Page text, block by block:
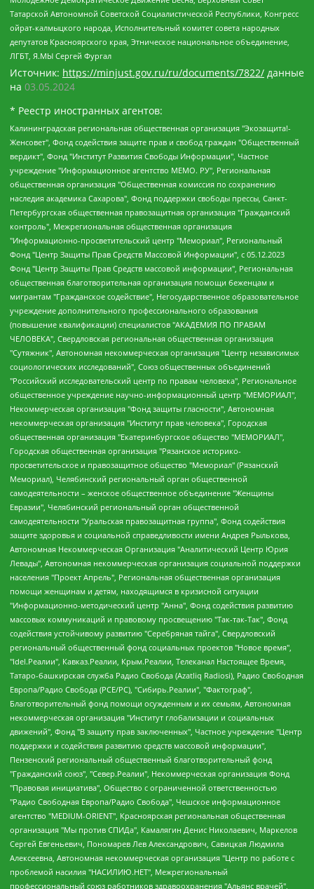
Татарской Автономной Советской Социалистической Республики, Конгресс
ойрат-калмыцкого народа, Исполнительный комитет совета народных
депутатов Красноярского края, Этническое национальное объединение,
ЛГБТ, Я.МЫ Сергей Фургал
Источник: https://minjust.gov.ru/ru/documents/7822/ данные
на 03.05.2024
* Реестр иностранных агентов:
Калининградская региональная общественная организация "Экозащита!-Женсовет", Фонд содействия защите прав и свобод граждан "Общественный вердикт", Фонд "Институт Развития Свободы Информации", Частное учреждение "Информационное агентство МЕМО. РУ", Региональная общественная организация "Общественная комиссия по сохранению наследия академика Сахарова", Фонд поддержки свободы прессы, Санкт-Петербургская общественная правозащитная организация "Гражданский контроль", Межрегиональная общественная организация "Информационно-просветительский центр "Мемориал", Региональный Фонд "Центр Защиты Прав Средств Массовой Информации", с 05.12.2023 Фонд "Центр Защиты Прав Средств массовой информации", Региональная общественная благотворительная организация помощи беженцам и мигрантам "Гражданское содействие", Негосударственное образовательное учреждение дополнительного профессионального образования (повышение квалификации) специалистов "АКАДЕМИЯ ПО ПРАВАМ ЧЕЛОВЕКА", Свердловская региональная общественная организация "Сутяжник", Автономная некоммерческая организация "Центр независимых социологических исследований", Союз общественных объединений "Российский исследовательский центр по правам человека", Региональное общественное учреждение научно-информационный центр "МЕМОРИАЛ", Некоммерческая организация "Фонд защиты гласности", Автономная некоммерческая организация "Институт прав человека", Городская общественная организация "Екатеринбургское общество "МЕМОРИАЛ", Городская общественная организация "Рязанское историко-просветительское и правозащитное общество "Мемориал" (Рязанский Мемориал), Челябинский региональный орган общественной самодеятельности – женское общественное объединение "Женщины Евразии", Челябинский региональный орган общественной самодеятельности "Уральская правозащитная группа", Фонд содействия защите здоровья и социальной справедливости имени Андрея Рылькова, Автономная Некоммерческая Организация "Аналитический Центр Юрия Левады", Автономная некоммерческая организация социальной поддержки населения "Проект Апрель", Региональная общественная организация помощи женщинам и детям, находящимся в кризисной ситуации "Информационно-методический центр "Анна", Фонд содействия развитию массовых коммуникаций и правовому просвещению "Так-так-Так", Фонд содействия устойчивому развитию "Серебряная тайга", Свердловский региональный общественный фонд социальных проектов "Новое время", "Idel.Реалии", Кавказ.Реалии, Крым.Реалии, Телеканал Настоящее Время, Татаро-башкирская служба Радио Свобода (Azatliq Radiosi), Радио Свободная Европа/Радио Свобода (PCE/PC), "Сибирь.Реалии", "Фактограф", Благотворительный фонд помощи осужденным и их семьям, Автономная некоммерческая организация "Институт глобализации и социальных движений", Фонд "В защиту прав заключенных", Частное учреждение "Центр поддержки и содействия развитию средств массовой информации", Пензенский региональный общественный благотворительный фонд "Гражданский союз", "Север.Реалии", Некоммерческая организация Фонд "Правовая инициатива", Общество с ограниченной ответственностью "Радио Свободная Европа/Радио Свобода", Чешское информационное агентство "MEDIUM-ORIENT", Красноярская региональная общественная организация "Мы против СПИДа", Камалягин Денис Николаевич, Маркелов Сергей Евгеньевич, Пономарев Лев Александрович, Савицкая Людмила Алексеевна, Автономная некоммерческая организация "Центр по работе с проблемой насилия "НАСИЛИЮ.НЕТ", Межрегиональный профессиональный союз работников здравоохранения "Альянс врачей", Юридическое лицо, зарегистрированное в Латвийской Республике, SIA "Medusa Project" (регистрационный номер 40103797863, дата регистрации 10.06.2014), Некоммерческая организация "Фонд по борьбе с коррупцией", Автономная некоммерческая организация "Институт права и публичной политики", Баданин Роман Сергеевич, Гликин Максим Александрович, Железнова Мария Михайловна, Лукьянова Юлия Сергеевна, Маетная Елизавета Витальевна, Маняхин Петр Борисович, Чуракова Ольга Владимировна, Ярош Юлия Петровна, Юридическое лицо "The Insider SIA", зарегистрированное в Риге, Латвийская Республика (дата регистрации 26.06.2015), являющееся администратором доменного имени интернет-издания "The Insider SIA", https://theins.ru, Постернак Алексей Евгеньевич, Рубин Михаил Аркадьевич, Анин Роман Александрович, Юридическое лицо Istories fonds, зарегистрированное в Латвийской Республике (регистрационный номер 50008295751, дата регистрации 24.02.2020), Великовский Дмитрий Александрович, Долинина Ирина Николаевна, Мароховская Алеся Алексеевна, Шлейнов Роман Юрьевич, Шмагун Олеся Валентиновна, Общество с ограниченной ответственностью "Альтаир 2021", Общество с ограниченной ответственностью "Вега 2021", Общество с ограниченной ответственностью "Главный редактор 2021", Общество с ограниченной ответственностью "Ромашки монолит", Важенков Артем Валерьевич, Ивановская областная общественная организация "Центр гендерных исследований", Гурман Юрий Альбертович, Медиапроект "ОВД-Инфо", Егоров Владимир Владимирович, Жилинский Владимир Александрович, Общество с ограниченной ответственностью "ЗП", Иванова София Юрьевна, Карезина Инна Павловна, Кильтау Екатерина Викторовна, Петров Алексей Викторович, Пискунов Сергей Евгеньевич, Смирнов Сергей Сергеевич, Тихонов Михаил Сергеевич, Общество с ограниченной ответственностью "ЖУРНАЛИСТ-ИНОСТРАННЫЙ АГЕНТ", Арапова Галина Юрьевна, Вольтская Татьяна Анатольевна, Американская компания "Mason G.E.S. Anonymous Foundation" (США), являющаяся владельцем интернет-издания https://mnews.world/, Компания "Stichting Bellingcat", зарегистрированная в Нидерландах (дата регистрации 11.07.2018), Захаров Андрей Вячеславович, Клепиковская Екатерина Дмитриевна, Общество с ограниченной ответственностью "МЕМО", Перл Роман Александрович, Симонов Евгений Алексеевич, Соловьева Елена Анатольевна, Сотников Даниил Владимирович, Сурначева Елизавета Дмитриевна, Автономная некоммерческая организация по защите прав человека и информированию населения "Якутия – Наше Мнение", Общество с ограниченной ответственностью "Москоу диджитал медиа", с 26.01.2023 Общество с ограниченной ответственностью "Чайка Белые сады", Ветошкина Валерия Валерьевна, Заговора Максим Александрович, Межрегиональное общественное движение "Российская ЛГБТ - сеть", Оленичев Максим Владимирович, Павлов Иван Юрьевич, Скворцова Елена Сергеевна, Общество с ограниченной ответственностью "Как бы инагент", Кочетков Игорь Викторович, Общество с ограниченной ответственностью "Честные выборы", Еланчик Олег Александрович, Общество с ограниченной ответственностью "Нобелевский призыв", Гималова Регина Эмилевна, Григорьев Андрей Валерьевич, Григорьева Алина Александровна, Ассоциация по содействию защите прав призывников, альтернативнослужащих и военнослужащих "Правозащитная группа "Гражданин.Армия.Право", Хисамова Регина Фаритовна, Автономная некоммерческая организация по реализации социально-правовых программ "Лилит", Дальневосточное общественное движение "Маяк", Санкт-Петербургская ЛГБТ-инициативная группа "Выход", Инициативная группа ЛГБТ+ "Реверс", Алексеев Андрей Викторович, Бекбулатова Таисия Львовна, Беляев Иван Михайлович, Владыкина Елена Сергеевна, Гельман Марат Александрович, Никульшина Вероника Юрьевна, Толоконникова Надежда Андреевна, Шендерович Виктор Анатольевич, Общество с ограниченной ответственностью "Данное сообщение", Общество с ограниченной ответственностью Издательский дом "Новая глава", Айнбиндер Александра Александровна, Московский комьюнити-центр для ЛГБТ+инициатив, Благотворительный фонд развития филантропии, Deutsche Welle (Германия, Kurt-Schumacher-Strasse 3, 53113 Bonn), Борзунова Мария Михайловна, Воробьев Виктор Викторович, Голубева Анна Львовна, Константинова Алла Михайловна, Малкова Ирина Владимировна, Мурадов Мурад Абдулгалимович, Осетинская Елизавета Николаевна, Понасенков Евгений Николаевич, Ганапольский Матвей Юрьевич, Киселев Евгений Алексеевич, Борухович Ирина Григорьевна, Дремин Иван Тимофеевич, Дубровский Дмитрий Викторович, Красноярская региональная общественная организация поддержки и развития альтернативных образовательных технологий и межкультурных коммуникаций "ИНТЕРРА", Маяковская Екатерина Алексеевна, Фейгин Марк Захарович, Филимонов Андрей Викторович, Дзугкоева Регина Николаевна, Доброхотов Роман Александрович, Дудь Юрий Александрович, Елкин Сергей Владимирович, Кругликов Кирилл Игоревич, Сабунаева Мария Леонидовна, Семенов Алексей Владимирович, Шаинян Карен Багратович, Шульман Екатерина Михайловна, Асафьев Артур Валерьевич, Вахштайн Виктор Семенович, Венедиктов Алексей Алексеевич, Лушникова Екатерина Евгеньевна, Волков Леонид Михайлович, Невзоров Александр Глебович, Пархоменко Сергей Борисович, Сироткин Ярослав Николаевич, Кара-Мурза Владимир Владимирович, Баранова Наталья Владимировна, Гозман Леонид Яковлевич, Кагарлицкий Борис Юльевич, Климарев Михаил Валерьевич, Милов Владимир Станиславович, Автономная некоммерческая организация Краснодарский центр современного искусства "Типография", Моргенштерн Алишер Тагирович, Соболь Любовь Эдуардовна, Общество с ограниченной ответственностью "ЛИЗА НОРМ", Каспаров Гарри Кимович, Ходорковский Михаил Борисович, Общество с ограниченной ответственностью "Апрельские тезисы", Данилович Ирина Брониславовна, Кашин Олег Владимирович, Петров Николай Владимирович, Пивоваров Алексей Владимирович, Соколов Михаил Владимирович, Цветкова Юлия Владимировна, Чичваркин Евгений Александрович, Комитет против пыток/Команда против пыток, Общество с ограниченной ответственностью "Первый научный", Общество с ограниченной ответственностью "Вертолет и ко", Белоцерковская Вероника Борисовна, Кац Максим Евгеньевич, Лазарева Татьяна Юрьевна, Шаведдинов Руслан Табризович, Яшин Илья Валерьевич, Общество с ограниченной ответственностью "Иноагент ААВ", Алешковский Дмитрий Петрович, Альбац Евгения Марковна, Быков Дмитрий Львович, Галямина Юлия Евгеньевна, Лойко Сергей Леонидович, Мартынов Кирилл Константинович, Медведев Сергей Александрович, Крашенинников Федор Геннадиевич, Гордеева Катерина Вл